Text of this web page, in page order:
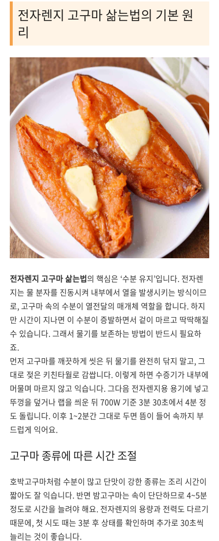
전자렌지 고구마 삶는법의 기본 원
리
전자렌지 고구마 삶는법의 핵심은 ‘수분 유지’입니다. 전자렌
지는 물 분자를 진동시켜 내부에서 열을 발생시키는 방식이므
로, 고구마 속의 수분이 열전달의 매개체 역할을 합니다. 하지
만 시간이 지나면 이 수분이 증발하면서 겉이 마르고 딱딱해질
수 있습니다. 그래서 물기를 보존하는 방법이 반드시 필요하
죠.
먼저 고구마를 깨끗하게 씻은 뒤 물기를 완전히 닦지 말고, 그
대로 젖은 키친타월로 감쌉니다. 이렇게 하면 수증기가 내부에
머물며 마르지 않고 익습니다. 그다음 전자렌지용 용기에 넣고
뚜껑을 덮거나 랩을 씌운 뒤 700W 기준 3분 30초에서 4분 정
도 돌립니다. 이후 1~2분간 그대로 두면 뜸이 들어 속까지 부
드럽게 익어요.
고구마 종류에 따른 시간 조절
호박고구마처럼 수분이 많고 단맛이 강한 종류는 조리 시간이
짧아도 잘 익습니다. 반면 밤고구마는 속이 단단하므로 4~5분
정도로 시간을 늘려야 해요. 전자렌지의 용량과 전력도 다르기
때문에, 첫 시도 때는 3분 후 상태를 확인하며 추가로 30초씩
늘리는 것이 좋습니다.